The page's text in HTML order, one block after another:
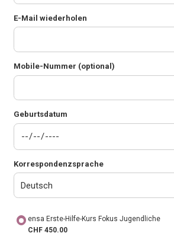
E-Mail wiederholen
Mobile-Nummer (optional)
Geburtsdatum
Korrespondenzsprache
ensa Erste-Hilfe-Kurs Fokus Jugendliche
CHF 450.00